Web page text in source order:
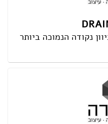
נקודה הנמוכה ביותר